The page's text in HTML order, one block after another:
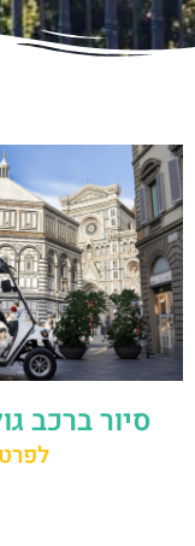
סיור ברכב